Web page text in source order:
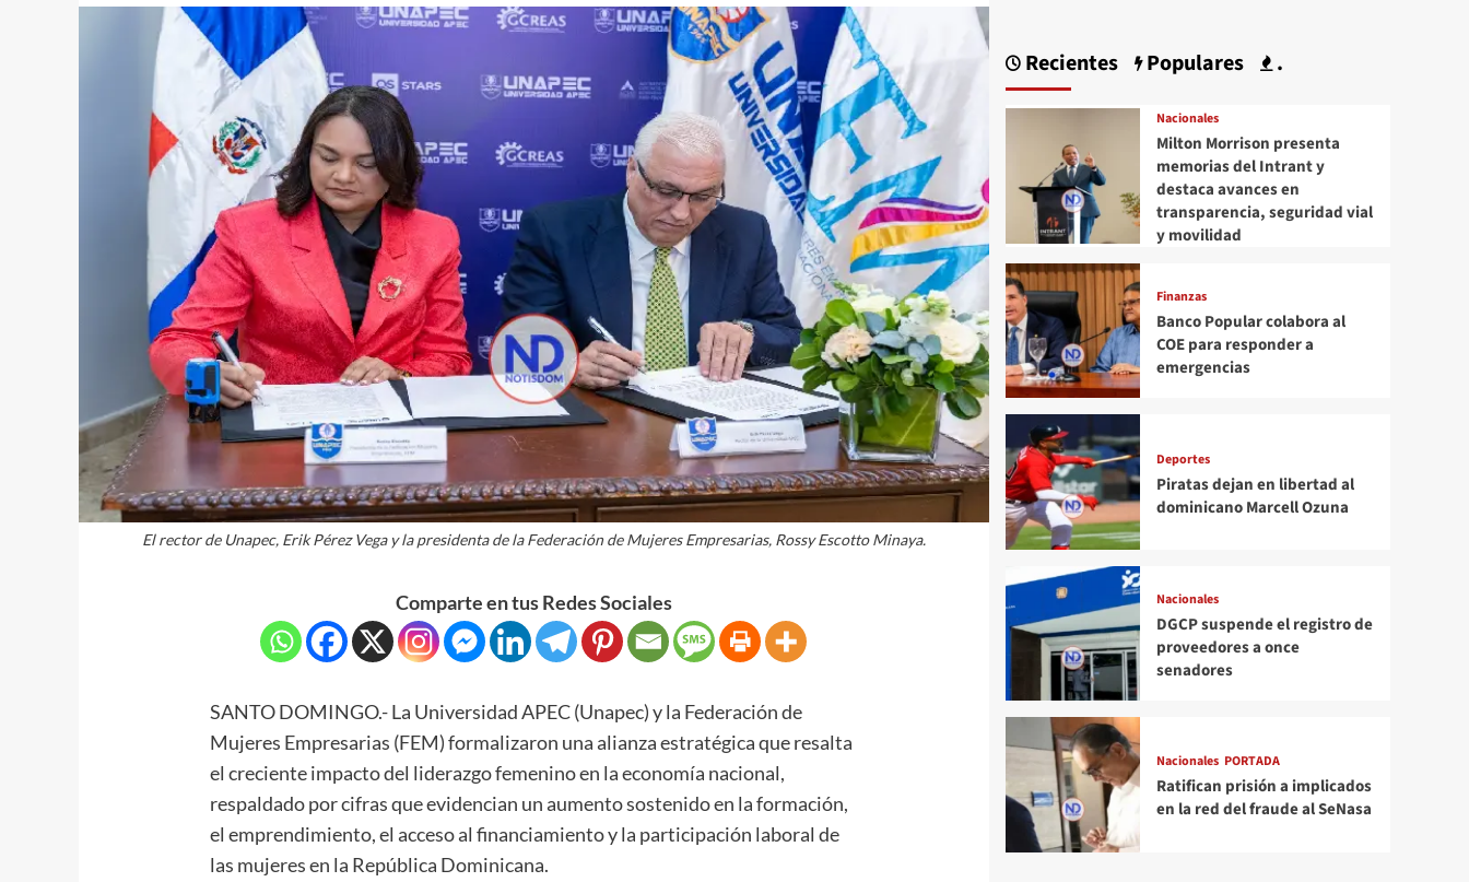
El rector de Unapec, Erik Pérez Vega y la presidenta de la Federación de Mujeres Empresarias, Rossy Escotto Minaya.
Comparte en tus Redes Sociales
SANTO DOMINGO.- La Universidad APEC (Unapec) y la Federación de
Mujeres Empresarias (FEM) formalizaron una alianza estratégica que resalta
el creciente impacto del liderazgo femenino en la economía nacional,
respaldado por cifras que evidencian un aumento sostenido en la formación,
el emprendimiento, el acceso al financiamiento y la participación laboral de
las mujeres en la República Dominicana.
Recientes Populares .
Nacionales
Milton Morrison presenta
memorias del Intrant y
destaca avances en
transparencia, seguridad vial
y movilidad
Finanzas
Banco Popular colabora al
COE para responder a
emergencias
Deportes
Piratas dejan en libertad al
dominicano Marcell Ozuna
Nacionales
DGCP suspende el registro de
proveedores a once
senadores
Nacionales PORTADA
Ratifican prisión a implicados
en la red del fraude al SeNasa